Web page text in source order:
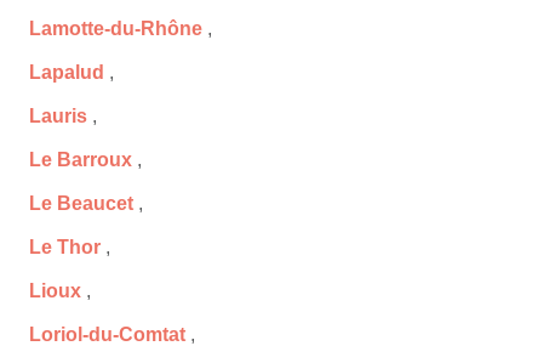
Lamotte-du-Rhône ,
Lapalud ,
Lauris ,
Le Barroux ,
Le Beaucet ,
Le Thor ,
Lioux ,
Loriol-du-Comtat ,